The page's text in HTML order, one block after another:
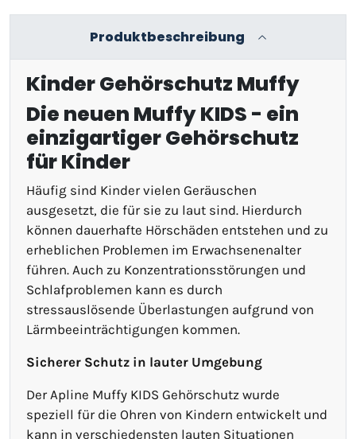
Produktbeschreibung
Kinder Gehörschutz Muffy
Die neuen Muffy KIDS - ein
einzigartiger Gehörschutz
für Kinder
Häufig sind Kinder vielen Geräuschen
ausgesetzt, die für sie zu laut sind. Hierdurch
können dauerhafte Hörschäden entstehen und zu
erheblichen Problemen im Erwachsenenalter
führen. Auch zu Konzentrationsstörungen und
Schlafproblemen kann es durch
stressauslösende Überlastungen aufgrund von
Lärmbeeinträchtigungen kommen.
Sicherer Schutz in lauter Umgebung
Der Apline Muffy KIDS Gehörschutz wurde
speziell für die Ohren von Kindern entwickelt und
kann in verschiedensten lauten Situationen